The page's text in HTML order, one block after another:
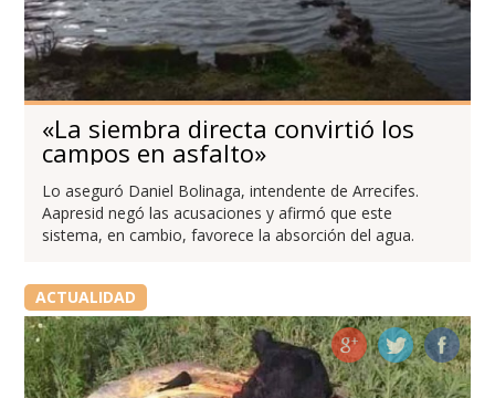
«La siembra directa convirtió los
campos en asfalto»
Lo aseguró Daniel Bolinaga, intendente de Arrecifes.
Aapresid negó las acusaciones y afirmó que este
sistema, en cambio, favorece la absorción del agua.
ACTUALIDAD